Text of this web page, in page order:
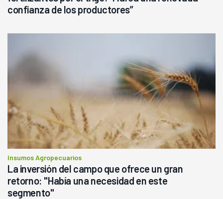
confianza de los productores”
Insumos Agropecuarios
La inversión del campo que ofrece un gran
retorno: "Había una necesidad en este
segmento"